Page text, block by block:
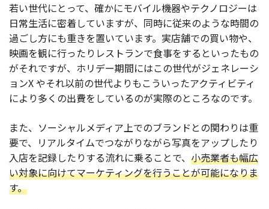
若い世代にとって、確かにモバイル機器やテクノロジーは
日常生活に密着していますが、同時に従来のような時間の
過ごし方にも重きを置いています。実店舗での買い物や、
映画を観に行ったりレストランで食事をするといったもの
がそれですが、ホリデー期間にはこの世代がジェネレーシ
ョンX やそれ以前の世代よりもこういったアクティビティ
により多くの出費をしているのが実際のところなのです。
また、ソーシャルメディア上でのブランドとの関わりは重
要で、リアルタイムでつながりながら写真をアップしたり
入店を記録したりする流れに乗ることで、 小売業者も幅広
い対象に向けてマーケティングを行うことが可能になりま
す。